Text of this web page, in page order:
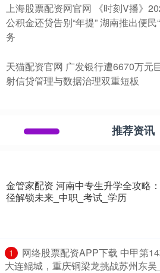
上海股票配资网官网 《时刻V播》
公积金还贷告别“年提” 湖南推出便民
务
天猫配资官网 广发银行遭6670万元
射信贷管理与数据治理双重短板
推荐资讯
金管家配资 河南中专生升学全攻略
径解锁未来_中职_考试_学历
1
网络股票配资APP下载 中甲第
大连鲲城，重庆铜梁龙挑战苏州东